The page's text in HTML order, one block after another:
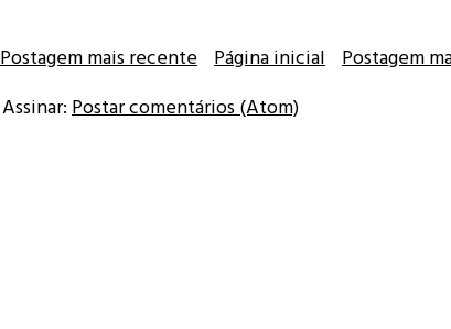
Postagem mais recente Postagem
Página inicial
Assinar: Postar comentários (Atom)